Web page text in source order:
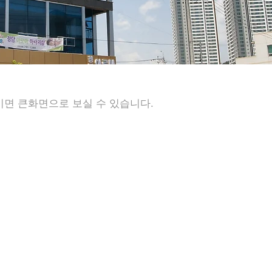
면 큰화면으로 보실 수 있습니다.